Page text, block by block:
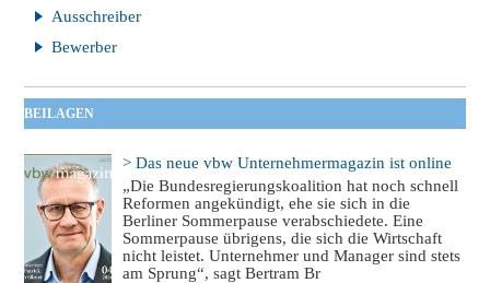
Ausschreiber
Bewerber
BEILAGEN
> Das neue vbw Unternehmermagazin ist online
„Die Bundesregierungskoalition hat noch schnell
Reformen angekündigt, ehe sie sich in die
Berliner Sommerpause verabschiedete. Eine
Sommerpause übrigens, die sich die Wirtschaft
nicht leistet. Unternehmer und Manager sind stets
am Sprung“, sagt Bertram Br